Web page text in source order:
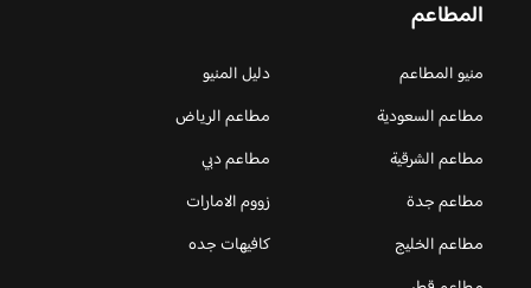
المطاعم
منيو المطاعم
دليل المنيو
مطاعم السعودية
مطاعم الرياض
مطاعم الشرقية
مطاعم دبي
مطاعم جدة
زووم الامارات
مطاعم الخليج
كافيهات جده